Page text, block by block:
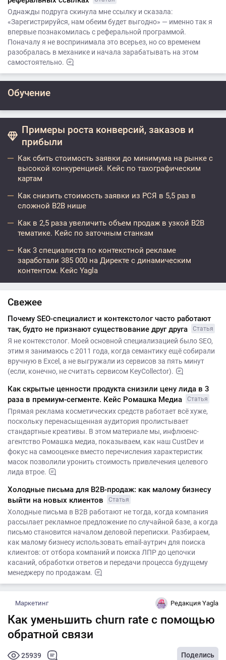
Однажды подруга скинула мне ссылку и сказала:
«Зарегистрируйся, нам обеим будет выгодно» — именно так я
впервые познакомилась с реферальной программой.
Поначалу я не воспринимала это всерьез, но со временем
разобралась в механике и начала зарабатывать на этом
самостоятельно.
Обучение
Примеры роста конверсий, заказов и
прибыли
Как сбить стоимость заявки до минимума на рынке с
высокой конкуренцией. Кейс по тахографическим
картам
Как снизить стоимость заявки из РСЯ в 5,5 раз в
сложной B2B нише
Как в 2,5 раза увеличить объем продаж в узкой B2B
тематике. Кейс по заточным станкам
Как 3 специалиста по контекстной рекламе
заработали 385 000 на Директе с динамическим
контентом. Кейс Yagla
Свежее
Почему SEO-специалист и контекстолог часто работают
так, будто не признают существование друг друга
Статья
Я не контекстолог. Моей основной специализацией было SEO,
этим я занимаюсь с 2011 года, когда семантику ещё собирали
вручную в Excel, а не выгружали из сервисов за пять минут
(если, конечно, не считать сервисом KeyCollector).
Как скрытые ценности продукта снизили цену лида в 3
раза в премиум-сегменте. Кейс Ромашка Медиа
Статья
Прямая реклама косметических средств работает всё хуже,
поскольку перенасыщенная аудитория пролистывает
стандартные креативы. В этом материале мы, инфлюенс-
агентство Ромашка медиа, показываем, как наш CustDev и
фокус на самооценке вместо перечисления характеристик
масок позволили уронить стоимость привлечения целевого
лида втрое.
Холодные письма для B2B-продаж: как малому бизнесу
выйти на новых клиентов
Статья
Холодные письма в B2B работают не тогда, когда компания
рассылает рекламное предложение по случайной базе, а когда
письмо становится началом деловой переписки. Разбираем,
как малому бизнесу использовать email-аутрич для поиска
клиентов: от отбора компаний и поиска ЛПР до цепочки
касаний, обработки ответов и передачи процесса будущему
менеджеру по продажам.
Маркетинг Редакция Yagla
Как уменьшить churn rate с помощью
обратной связи
25939 Поделись